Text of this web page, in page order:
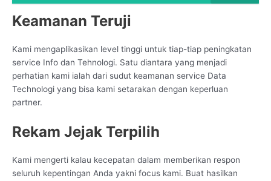
Keamanan Teruji
Kami mengaplikasikan level tinggi untuk tiap-tiap peningkatan
service Info dan Tehnologi. Satu diantara yang menjadi
perhatian kami ialah dari sudut keamanan service Data
Technologi yang bisa kami setarakan dengan keperluan
partner.
Rekam Jejak Terpilih
Kami mengerti kalau kecepatan dalam memberikan respon
seluruh kepentingan Anda yakni focus kami. Buat hasilkan